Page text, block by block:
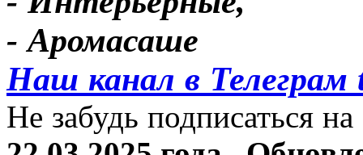
- Аромасаше
Наш канал в Телеграм
Не забудь подписаться